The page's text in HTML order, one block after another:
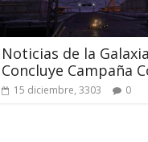
Noticias de la
Concluye Campaña
15 diciembre, 3303 0